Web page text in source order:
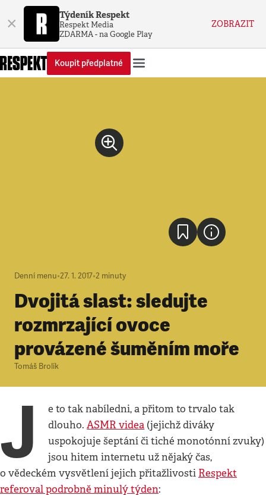
× Týdeník Respekt
Respekt Media
ZDARMA - na Google Play
ZOBRAZIT
Koupit předplatné
Denní menu•27. 1. 2017•2 minuty
Dvojitá slast: sledujte
rozmrzající ovoce
provázené šuměním moře
Tomáš Brolík
J
e to tak nabíledni, a přitom to trvalo tak
dlouho.ASMR videa (jejichž diváky
uspokojuje šeptání či tiché monotónní zvuky)
jsou hitem internetu už nějaký čas,
o vědeckém vysvětlení jejich přitažlivosti Respekt
referoval podrobně minulý týden: